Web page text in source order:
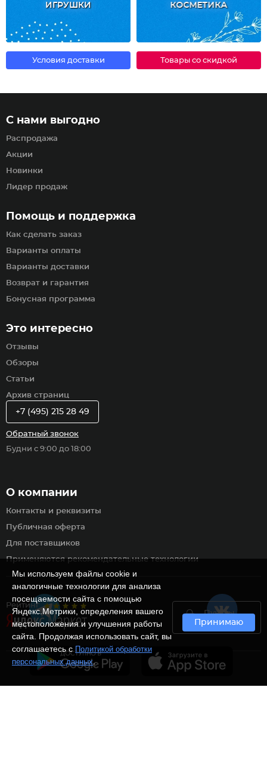
ИГРУШКИ КОСМЕТИКА
Условия доставки Товары со скидкой
Рейтинг
Пункты
самовывоза
Помощь и поддержка
Как сделать заказ
Варианты оплаты
Варианты доставки
Возврат и гарантия
Бонусная программа
С нами выгодно
Распродажа
Акции
Новинки
Лидер продаж
Это интересно
Отзывы
Обзоры
Статьи
Архив страниц
О компании
Контакты и реквизиты
Публичная оферта
Для поставщиков
Применяются рекомендательные технологии
+7 (495) 215 28 49
Обратный звонок
Будни с 9:00 до 18:00
Мы используем файлы cookie и
аналогичные технологии для анализа
посещаемости сайта с помощью
Яндекс.Метрики, определения вашего
местоположения и улучшения работы
сайта. Продолжая использовать сайт, вы
соглашаетесь с Политикой обработки
персональных данных.
Принимаю